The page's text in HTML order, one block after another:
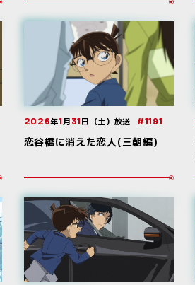
2026年1月31日（土）放送 #1191
恋谷橋に消えた恋人(三朝編)